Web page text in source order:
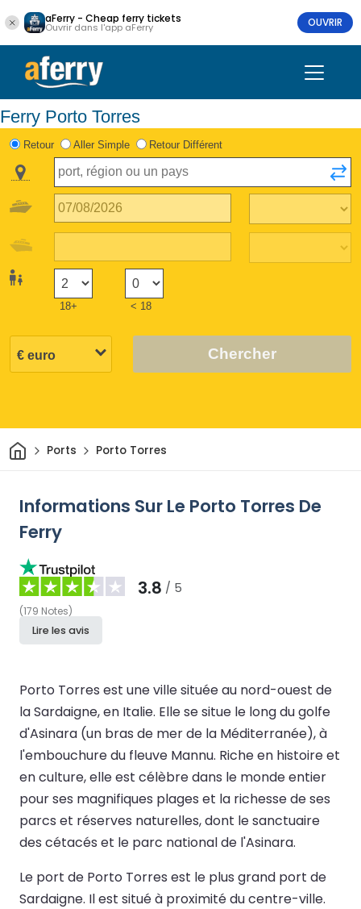
aFerry - Cheap ferry tickets
Ouvrir dans l'app aFerry OUVRIR
Ferry Porto Torres
Retour Aller Simple Retour Différent
18+ < 18
Chercher
Maison
Ports Porto Torres
Informations Sur Le Porto Torres De
Ferry
3.8 / 5
(179 Notes)
Lire les avis
Porto Torres est une ville située au nord-ouest de
la Sardaigne, en Italie. Elle se situe le long du golfe
d'Asinara (un bras de mer de la Méditerranée), à
l'embouchure du fleuve Mannu. Riche en histoire et
en culture, elle est célèbre dans le monde entier
pour ses magnifiques plages et la richesse de ses
parcs et réserves naturelles, dont le sanctuaire
des cétacés et le parc national de l'Asinara.
Le port de Porto Torres est le plus grand port de
Sardaigne. Il est situé à proximité du centre-ville.